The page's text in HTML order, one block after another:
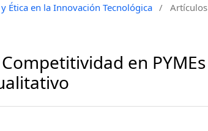
Ética en la Innovación Tecnológica / Artículos
en PYMEs